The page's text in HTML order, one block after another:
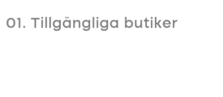
01. Tillgängliga butiker